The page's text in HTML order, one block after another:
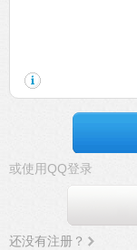
或使用QQ登录
还没有注册？